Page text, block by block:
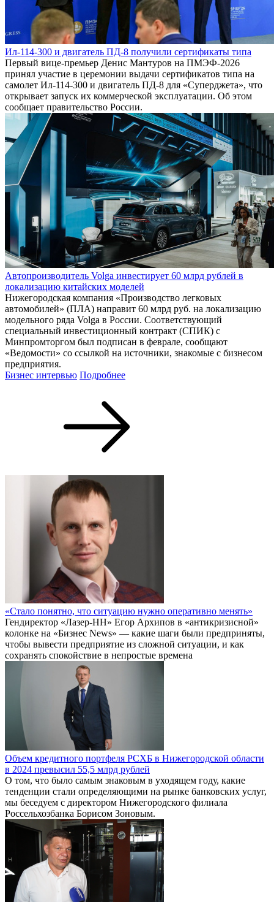
Ил-114-300 и двигатель ПД-8 получили сертификаты типа
Первый вице-премьер Денис Мантуров на ПМЭФ-2026
принял участие в церемонии выдачи сертификатов типа на
самолет Ил-114-300 и двигатель ПД-8 для «Суперджета», что
открывает запуск их коммерческой эксплуатации. Об этом
сообщает правительство России.
Автопроизводитель Volga инвестирует 60 млрд рублей в
локализацию китайских моделей
Нижегородская компания «Производство легковых
автомобилей» (ПЛА) направит 60 млрд руб. на локализацию
модельного ряда Volga в России. Соответствующий
специальный инвестиционный контракт (СПИК) с
Минпромторгом был подписан в феврале, сообщают
«Ведомости» со ссылкой на источники, знакомые с бизнесом
предприятия.
Бизнес интервью Подробнее
«Стало понятно, что ситуацию нужно оперативно менять»
Гендиректор «Лазер-НН» Егор Архипов в «антикризисной»
колонке на «Бизнес News» — какие шаги были предприняты,
чтобы вывести предприятие из сложной ситуации, и как
сохранять спокойствие в непростые времена
Объем кредитного портфеля РСХБ в Нижегородской области
в 2024 превысил 55,5 млрд рублей
О том, что было самым знаковым в уходящем году, какие
тенденции стали определяющими на рынке банковских услуг,
мы беседуем с директором Нижегородского филиала
Россельхозбанка Борисом Зоновым.